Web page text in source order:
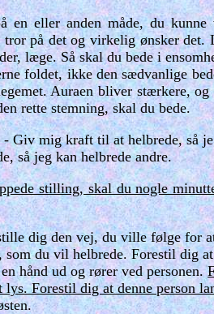
en eller anden måde, du
tror på det og virkelig ønsker
læge. Så skal du bede i
foldet, ikke den sædvanlige
Auraen bliver stærkere,
rette stemning, skal du bede.
- Giv mig kraft til at helbrede, så
så jeg kan helbrede andre.
stilling, skal du nogle
dig den vej, du ville følge for
som du vil helbrede. Forestil dig
hånd ud og rører ved personen.
lys. Forestil dig at denne person